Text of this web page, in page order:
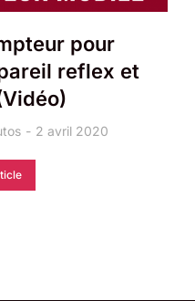
pour
reflex et
2 avril 2020